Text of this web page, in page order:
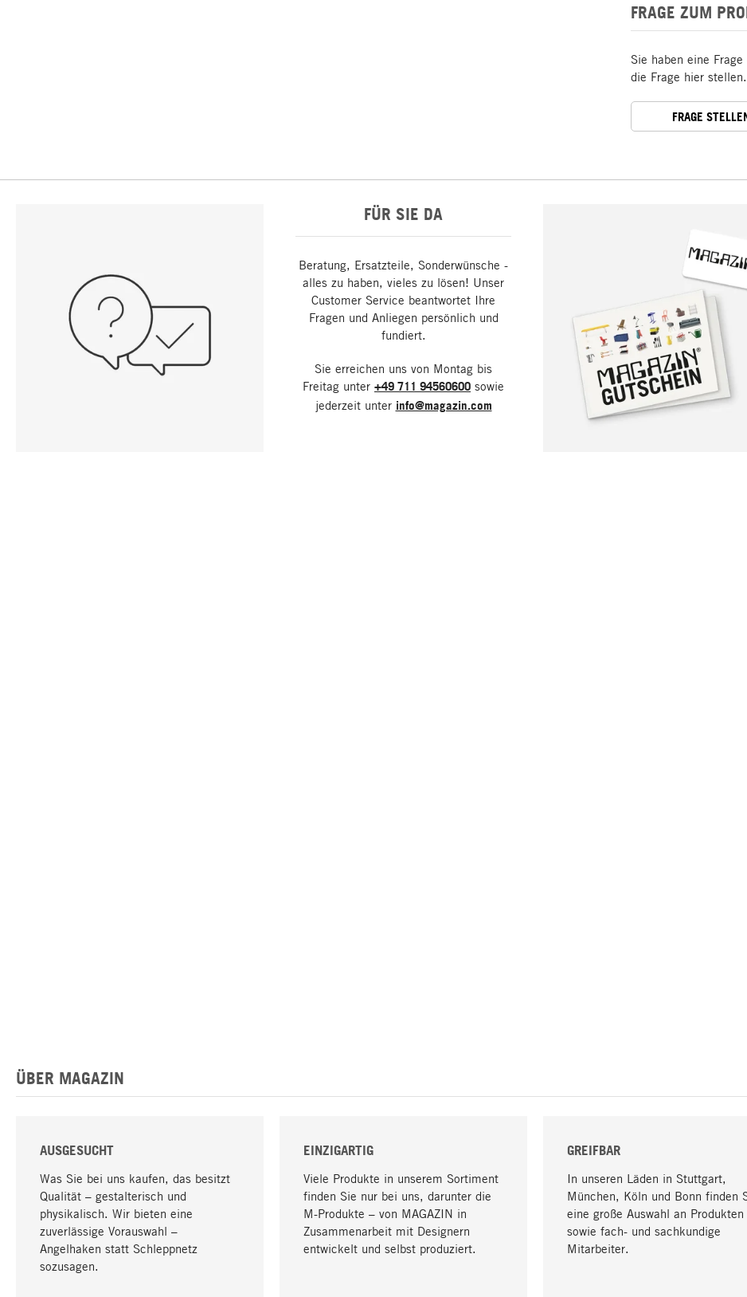
FRAGE ZUM
Sie haben eine
die Frage hier
FRAGE
FÜR SIE DA
Beratung, Ersatzteile, Sonderwünsche -
alles zu haben, vieles zu lösen! Unser
Customer Service beantwortet Ihre
Fragen und Anliegen persönlich und
fundiert.
Sie erreichen uns von Montag bis
Freitag unter +49 711 94560600 sowie
jederzeit unter info@magazin.com
ÜBER MAGAZIN
AUSGESUCHT
Was Sie bei uns kaufen, das besitzt
Qualität – gestalterisch und
physikalisch. Wir bieten eine
zuverlässige Vorauswahl –
Angelhaken statt Schleppnetz
sozusagen.
EINZIGARTIG
Viele Produkte in unserem Sortiment
finden Sie nur bei uns, darunter die
M-Produkte – von MAGAZIN in
Zusammenarbeit mit Designern
entwickelt und selbst produziert.
GREIFBAR
In unseren Läden in Stuttgart,
München, Köln und Bonn finden
eine große Auswahl an Produkten
sowie fach- und sachkundige
Mitarbeiter.